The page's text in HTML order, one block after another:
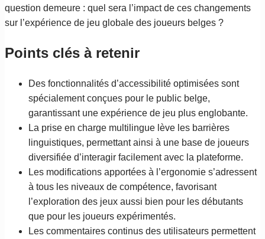
question demeure : quel sera l’impact de ces changements
sur l’expérience de jeu globale des joueurs belges ?
Points clés à retenir
Des fonctionnalités d’accessibilité optimisées sont
spécialement conçues pour le public belge,
garantissant une expérience de jeu plus englobante.
La prise en charge multilingue lève les barrières
linguistiques, permettant ainsi à une base de joueurs
diversifiée d’interagir facilement avec la plateforme.
Les modifications apportées à l’ergonomie s’adressent
à tous les niveaux de compétence, favorisant
l’exploration des jeux aussi bien pour les débutants
que pour les joueurs expérimentés.
Les commentaires continus des utilisateurs permettent